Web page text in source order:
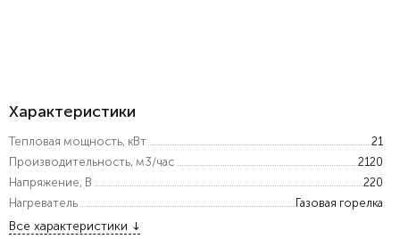
Характеристики
Тепловая мощность, кВт
21
Производительность, м3/час
2120
Напряжение, В
220
Нагреватель
Газовая горелка
Все характеристики